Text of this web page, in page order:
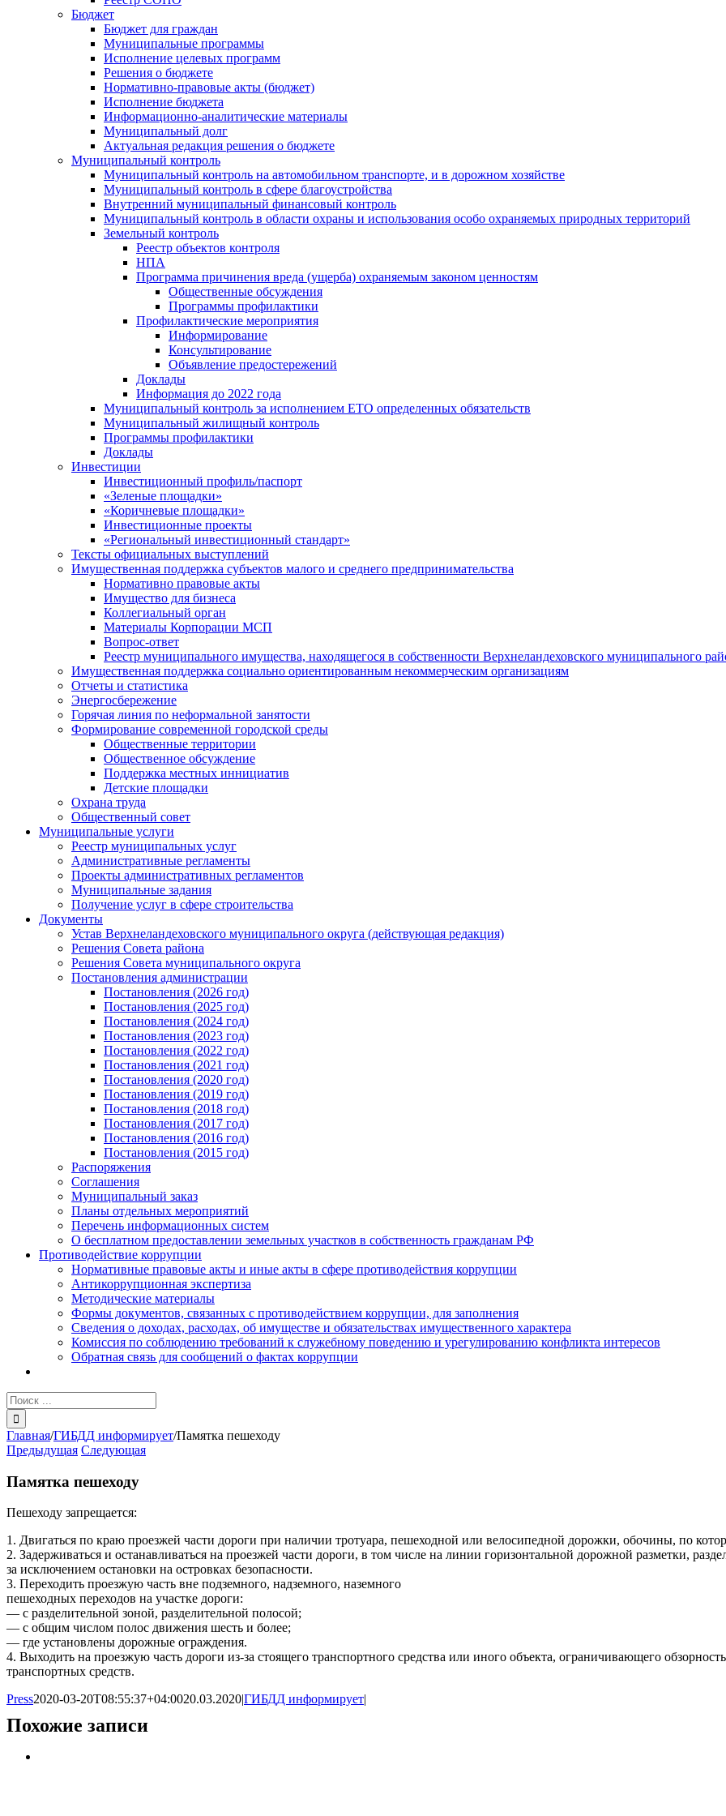
Бюджет
Бюджет для граждан
Муниципальные программы
Исполнение целевых программ
Решения о бюджете
Нормативно-правовые акты (бюджет)
Исполнение бюджета
Информационно-аналитические материалы
Муниципальный долг
Актуальная редакция решения о бюджете
Муниципальный контроль
Муниципальный контроль на автомобильном транспорте, и в дорожном хозяйстве
Муниципальный контроль в сфере благоустройства
Внутренний муниципальный финансовый контроль
Муниципальный контроль в области охраны и использования особо охраняемых природных территорий
Земельный контроль
Реестр объектов контроля
НПА
Программа причинения вреда (ущерба) охраняемым законом ценностям
Общественные обсуждения
Программы профилактики
Профилактические мероприятия
Информирование
Консультирование
Объявление предостережений
Доклады
Информация до 2022 года
Муниципальный контроль за исполнением ЕТО определенных обязательств
Муниципальный жилищный контроль
Программы профилактики
Доклады
Инвестиции
Инвестиционный профиль/паспорт
«Зеленые площадки»
«Коричневые площадки»
Инвестиционные проекты
«Региональный инвестиционный стандарт»
Тексты официальных выступлений
Имущественная поддержка субъектов малого и среднего предпринимательства
Нормативно правовые акты
Имущество для бизнеса
Коллегиальный орган
Материалы Корпорации МСП
Вопрос-ответ
Реестр муниципального имущества, находящегося в собственности Верхнеландеховского муниципального
Имущественная поддержка социально ориентированным некоммерческим организациям
Отчеты и статистика
Энергосбережение
Горячая линия по неформальной занятости
Формирование современной городской среды
Общественные территории
Общественное обсуждение
Поддержка местных иннициатив
Детские площадки
Охрана труда
Общественный совет
Муниципальные услуги
Реестр муниципальных услуг
Административные регламенты
Проекты административных регламентов
Муниципальные задания
Получение услуг в сфере строительства
Документы
Устав Верхнеландеховского муниципального округа (действующая редакция)
Решения Совета района
Решения Совета муниципального округа
Постановления администрации
Постановления (2026 год)
Постановления (2025 год)
Постановления (2024 год)
Постановления (2023 год)
Постановления (2022 год)
Постановления (2021 год)
Постановления (2020 год)
Постановления (2019 год)
Постановления (2018 год)
Постановления (2017 год)
Постановления (2016 год)
Постановления (2015 год)
Распоряжения
Соглашения
Муниципальный заказ
Планы отдельных мероприятий
Перечень информационных систем
О бесплатном предоставлении земельных участков в собственность гражданам РФ
Противодействие коррупции
Нормативные правовые акты и иные акты в сфере противодействия коррупции
Антикоррупционная экспертиза
Методические материалы
Формы документов, связанных с противодействием коррупции, для заполнения
Сведения о доходах, расходах, об имуществе и обязательствах имущественного характера
Комиссия по соблюдению требований к служебному поведению и урегулированию конфликта интересов
Обратная связь для сообщений о фактах коррупции
Результат
поиска:
Главная/ГИБДД информирует/Памятка пешеходу
Предыдущая Следующая
Памятка пешеходу
Пешеходу запрещается:
1. Двигаться по краю проезжей части дороги при наличии тротуара, пешеходной или велосипедной дорожки, обочины, по
2. Задерживаться и останавливаться на проезжей части дороги, в том числе на линии горизонтальной дорожной разметки,
за исключением остановки на островках безопасности.
3. Переходить проезжую часть вне подземного, надземного, наземного
пешеходных переходов на участке дороги:
— с разделительной зоной, разделительной полосой;
— с общим числом полос движения шесть и более;
— где установлены дорожные ограждения.
4. Выходить на проезжую часть дороги из-за стоящего транспортного средства или иного объекта, ограничивающего
транспортных средств.
Press2020-03-20T08:55:37+04:0020.03.2020|ГИБДД информирует|
Похожие записи